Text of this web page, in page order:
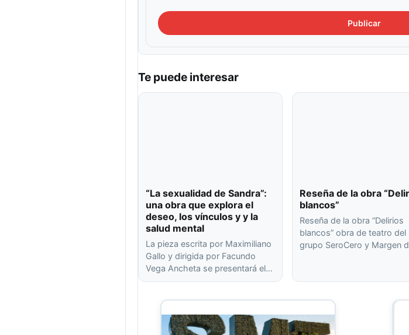
Te puede interesar
“La sexualidad de Sandra”:
una obra que explora el
deseo, los vínculos y y la
salud mental
La pieza escrita por Maximiliano
Gallo y dirigida por Facundo
Vega Ancheta se presentará el…
Reseña de la obra
blancos”
Reseña de la obra “Delirios
blancos” obra de teatro del
grupo SeroCero y Margen